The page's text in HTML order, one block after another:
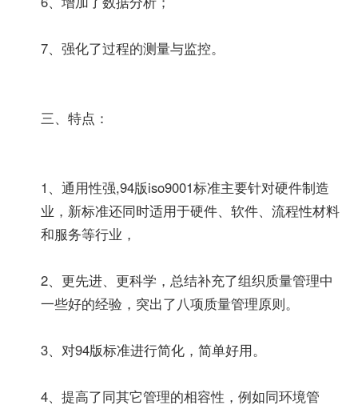
7、强化了过程的测量与监控。
三、特点：
1、通用性强,94版iso9001标准主要针对硬件制造
业，新标准还同时适用于硬件、软件、流程性材料
和服务等行业，
2、更先进、更科学，总结补充了组织质量管理中
一些好的经验，突出了八项质量管理原则。
3、对94版标准进行简化，简单好用。
4、提高了同其它管理的相容性，例如同环境管